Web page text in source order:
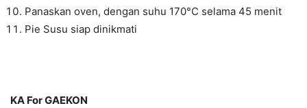
Panaskan oven, dengan suhu 170°C selama 45 menit
Pie Susu siap dinikmati
KA For GAEKON